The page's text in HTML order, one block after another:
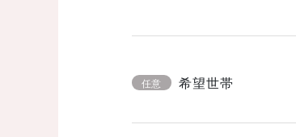
任意 希望世帯